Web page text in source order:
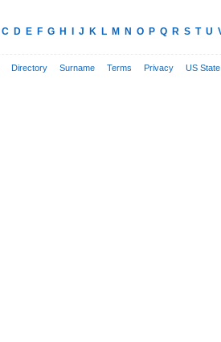
C D E F G H J K L M N O P Q R S T U
Directory Surname Terms Privacy US